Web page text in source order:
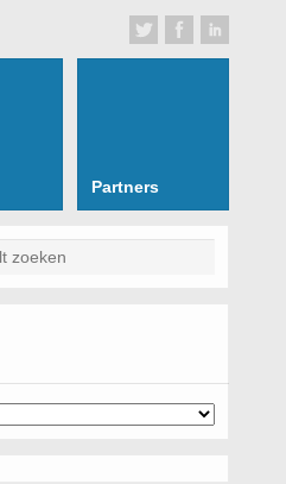
Partners